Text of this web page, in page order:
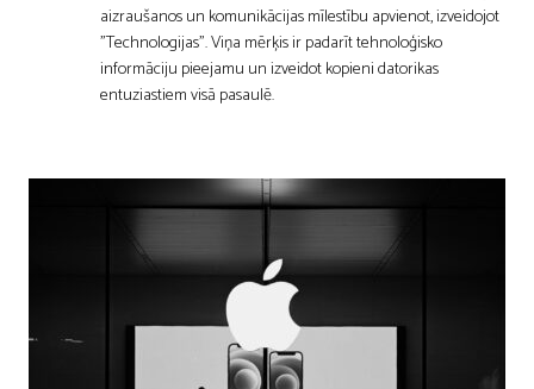
aizraušanos un komunikācijas mīlestību apvienot, izveidojot
"Technologijas". Viņa mērķis ir padarīt tehnoloģisko
informāciju pieejamu un izveidot kopieni datorikas
entuziastiem visā pasaulē.